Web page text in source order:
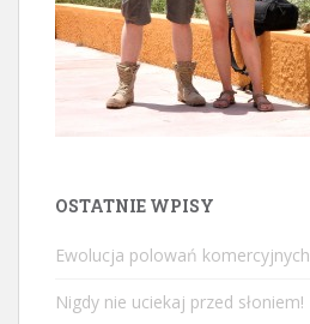
OSTATNIE WPISY
Ewolucja polowań komercyjnych
Nigdy nie uciekaj przed słoniem!